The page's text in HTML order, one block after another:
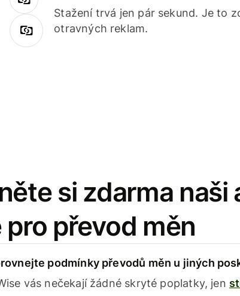
Stažení trvá jen pár sekund. Je to
otravných reklam.
si zdarma naši
pro převod měn
podmínky převodů měn u jiných
vás nečekají žádné skryté poplatky, jen